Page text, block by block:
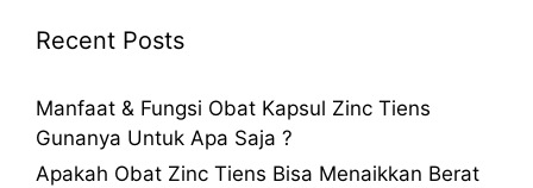
Recent Posts
Manfaat & Fungsi Obat Kapsul Zinc Tiens
Gunanya Untuk Apa Saja ?
Apakah Obat Zinc Tiens Bisa Menaikkan Berat